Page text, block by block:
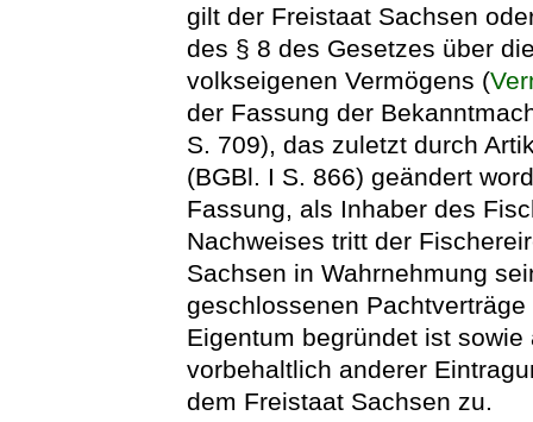
gilt der Freistaat Sachsen
des § 8 des Gesetzes über
volkseigenen Vermögens (
der Fassung der
S. 709), das zuletzt durch
(BGBl. I S. 866) geändert
Fassung, als Inhaber des
Nachweises tritt der
Sachsen in Wahrnehmung
geschlossenen
Eigentum begründet ist
vorbehaltlich anderer
dem Freistaat Sachsen zu.